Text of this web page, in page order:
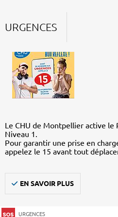
URGENCES
Le CHU de Montpellier active le
Niveau 1.
Pour garantir une prise en
appelez le 15 avant tout
EN SAVOIR PLUS
URGENCES